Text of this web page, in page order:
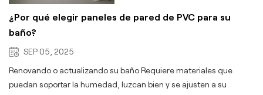
¿Por qué elegir paneles de pared de PVC para su
baño?
SEP 05, 2025
Renovando o actualizando su baño Requiere materiales que
puedan soportar la humedad, luzcan bien y se ajusten a su